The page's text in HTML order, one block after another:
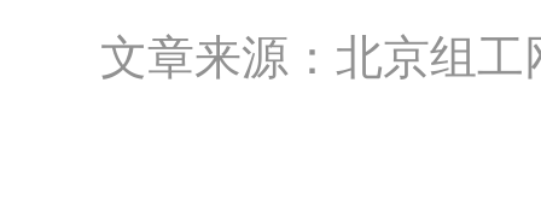
文章来源：北京